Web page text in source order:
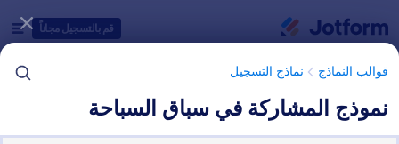
قم بالتسجيل مجاناً
قوالب النماذج نماذج التسجيل
نموذج المشاركة في سباق السباحة
فئات قوالب النماذج